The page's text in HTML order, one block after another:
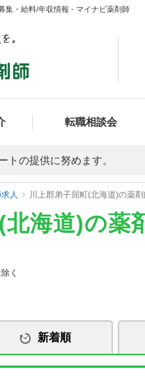
集・給料/年収情報 - マイナビ薬剤師
転職相談会
トの提供に努めます。
人 川上郡弟子屈町(北海道)の薬
北海道)の薬
く
新着順